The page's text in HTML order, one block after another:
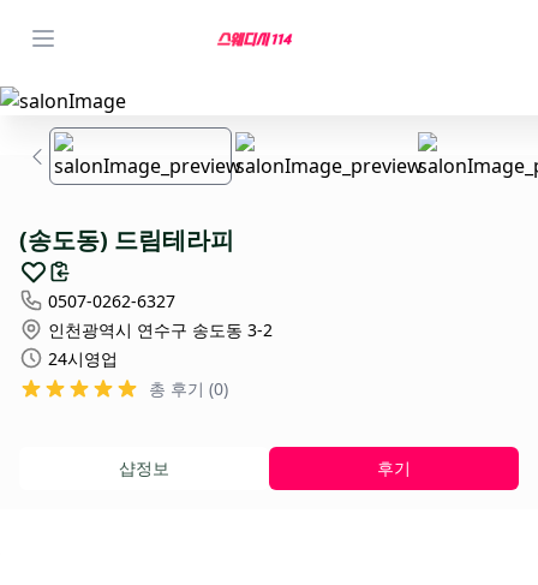
(송도동) 드림테라피
0507-0262-6327
인천광역시 연수구 송도동 3-2
24시영업
총 후기 (0)
샵정보 후기